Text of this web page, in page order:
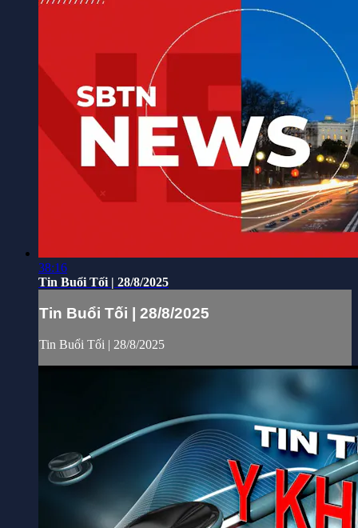
38:16
Tin Buổi Tối | 28/8/2025
Tin Buổi Tối | 28/8/2025
Tin Buổi Tối | 28/8/2025